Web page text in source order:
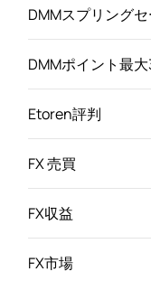
DMMスプリング
DMMポイント最
Etoren評判
FX 売買
FX収益
FX市場